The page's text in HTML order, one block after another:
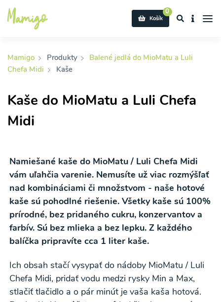
0
Košík
Mamigo Produkty
Balené jedlá do MioMatu a Luli
Chefa Midi
Kaše
Kaše do MioMatu a Luli Chefa
Midi
Namiešané kaše do MioMatu / Luli Chefa Midi
vám uľahčia varenie. Nemusíte už viac rozmýšľať
nad kombináciami či množstvom - naše hotové
kaše sú pohodlné riešenie. Všetky kaše sú 100%
prírodné, bez pridaného cukru, konzervantov a
farbív. Sú bez mlieka a bez lepku. Z každého
balíčka pripravíte cca 1 liter kaše.
Ich obsah stačí vysypať do nádoby MioMatu / Luli
Chefa Midi, pridať vodu medzi rysky Min a Max,
stlačiť tlačidlo a o pár minút je vaša kaša hotová.